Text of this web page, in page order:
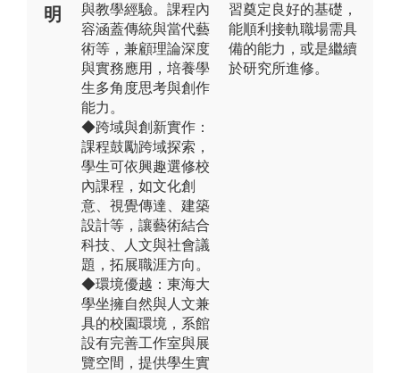
明
與教學經驗。課程內
容涵蓋傳統與當代藝
術等，兼顧理論深度
與實務應用，培養學
生多角度思考與創作
能力。
◆跨域與創新實作：
課程鼓勵跨域探索，
學生可依興趣選修校
內課程，如文化創
意、視覺傳達、建築
設計等，讓藝術結合
科技、人文與社會議
題，拓展職涯方向。
◆環境優越：東海大
學坐擁自然與人文兼
具的校園環境，系館
設有完善工作室與展
覽空間，提供學生實
習奠定良好的基礎，
能順利接軌職場需具
備的能力，或是繼續
於研究所進修。